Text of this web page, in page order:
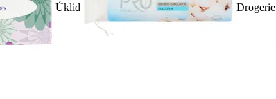
Úklid Drogerie